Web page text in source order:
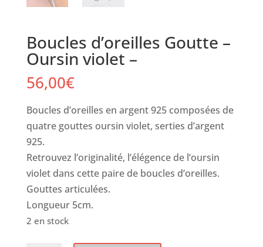
Boucles d’oreilles Goutte –
Oursin violet –
56,00€
Boucles d’oreilles en argent 925 composées de
quatre gouttes oursin violet, serties d’argent
925.
Retrouvez l’originalité, l’élégence de l’oursin
violet dans cette paire de boucles d’oreilles.
Gouttes articulées.
Longueur 5cm.
2 en stock